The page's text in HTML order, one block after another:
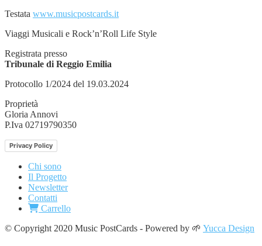
Testata www.musicpostcards.it
Viaggi Musicali e Rock’n’Roll Life Style
Registrata presso
Tribunale di Reggio Emilia
Protocollo 1/2024 del 19.03.2024
Proprietà
Gloria Annovi
P.Iva 02719790350
Privacy Policy
Chi sono
Il Progetto
Newsletter
Contatti
Carrello
© Copyright 2020 Music PostCards - Powered by 🌱 Yucca Design